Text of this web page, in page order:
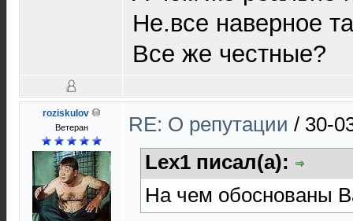
Не.все наверное
Все же честные?
roziskulov
Ветеран RE: О репутации / 30-
Lex1 писал(а):
На чем обоснованы